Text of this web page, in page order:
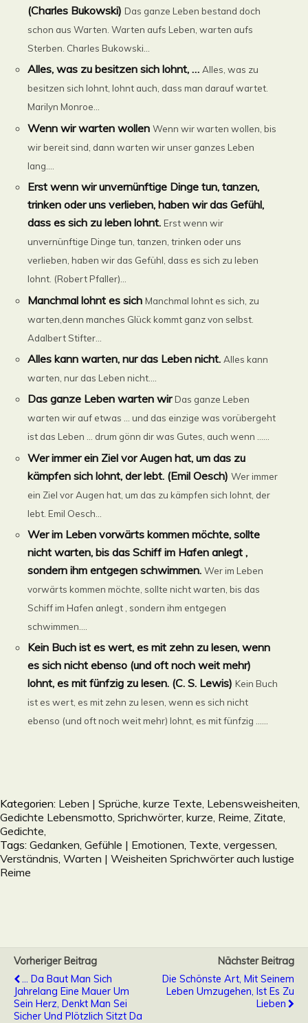
(Charles Bukowski) Das ganze Leben bestand doch
schon aus Warten. Warten aufs Leben, warten aufs
Sterben. Charles Bukowski...
Alles, was zu besitzen sich lohnt, … Alles, was zu
besitzen sich lohnt, lohnt auch, dass man darauf wartet.
Marilyn Monroe...
Wenn wir warten wollen Wenn wir warten wollen, bis
wir bereit sind, dann warten wir unser ganzes Leben
lang....
Erst wenn wir unvernünftige Dinge tun, tanzen,
trinken oder uns verlieben, haben wir das Gefühl,
dass es sich zu leben lohnt. Erst wenn wir
unvernünftige Dinge tun, tanzen, trinken oder uns
verlieben, haben wir das Gefühl, dass es sich zu leben
lohnt. (Robert Pfaller)...
Manchmal lohnt es sich Manchmal lohnt es sich, zu
warten,denn manches Glück kommt ganz von selbst.
Adalbert Stifter...
Alles kann warten, nur das Leben nicht. Alles kann
warten, nur das Leben nicht....
Das ganze Leben warten wir Das ganze Leben
warten wir auf etwas … und das einzige was vorübergeht
ist das Leben … drum gönn dir was Gutes, auch wenn ......
Wer immer ein Ziel vor Augen hat, um das zu
kämpfen sich lohnt, der lebt. (Emil Oesch) Wer immer
ein Ziel vor Augen hat, um das zu kämpfen sich lohnt, der
lebt. Emil Oesch...
Wer im Leben vorwärts kommen möchte, sollte
nicht warten, bis das Schiff im Hafen anlegt ,
sondern ihm entgegen schwimmen. Wer im Leben
vorwärts kommen möchte, sollte nicht warten, bis das
Schiff im Hafen anlegt , sondern ihm entgegen
schwimmen....
Kein Buch ist es wert, es mit zehn zu lesen, wenn
es sich nicht ebenso (und oft noch weit mehr)
lohnt, es mit fünfzig zu lesen. (C. S. Lewis) Kein Buch
ist es wert, es mit zehn zu lesen, wenn es sich nicht
ebenso (und oft noch weit mehr) lohnt, es mit fünfzig ......
Kategorien: Leben | Sprüche, kurze Texte, Lebensweisheiten,
Gedichte Lebensmotto, Sprichwörter, kurze, Reime, Zitate,
Gedichte,
Tags: Gedanken Gefühle | Emotionen Texte vergessen
Verständnis Warten | Weisheiten Sprichwörter auch lustige
Reime
Vorheriger Beitrag
… Da Baut Man Sich
Jahrelang Eine Mauer Um
Sein Herz, Denkt Man Sei
Sicher Und Plötzlich Sitzt Da
Nächster Beitrag
Die Schönste Art, Mit Seinem
Leben Umzugehen, Ist Es Zu
Lieben